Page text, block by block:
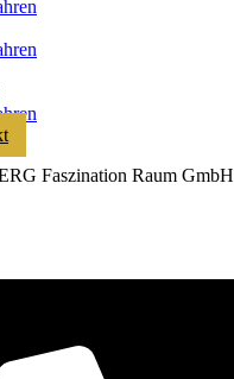
Faszination Raum GmbH